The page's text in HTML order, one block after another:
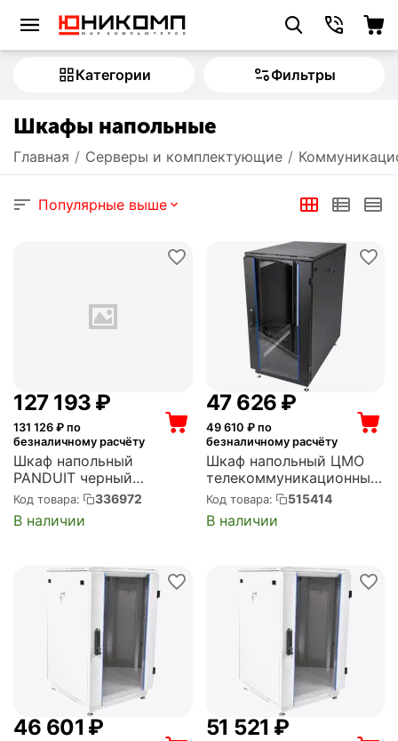
Категории Фильтры
Шкафы напольные
Главная / Серверы и комплектующие /
Популярные выше
127 193 ₽
131 126 ₽ по
безналичному расчёту
Шкаф напольный
PANDUIT черный
(PZRF9UBFW/N)
Код товара: 336972
В наличии
47 626 ₽
49 610 ₽ по
безналичному расчёту
Шкаф напольный ЦМО
телекоммуникационный
24U (600 x 1000) дверь
стекло, чёрный (ШТК-
М-24.6.10-1ААА-9005)
Код товара: 515414
В наличии
46 601 ₽ 51 521 ₽